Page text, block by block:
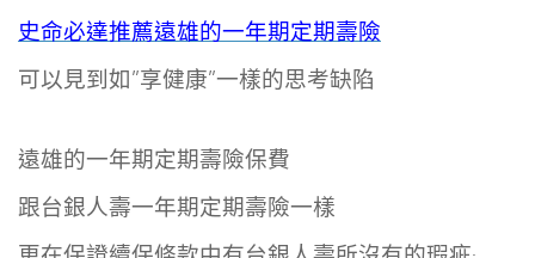
史命必達推薦遠雄的一年期定期壽險
可以見到如”享健康”一樣的思考缺陷
遠雄的一年期定期壽險保費
跟台銀人壽一年期定期壽險一樣